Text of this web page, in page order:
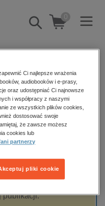
Pokaż/schowaj
wyszukiwarkę
0
Filtrowanie
publikacji.
Ci najlepsze wrażenia
audiobooków i e-prasy,
oraz udostępniać Ci najnowsze
i współpracy z naszymi
ze wszystkich plików cookies,
dostosować swoje
że zawsze możesz
cookies lub
partnerzy
pliki cookie